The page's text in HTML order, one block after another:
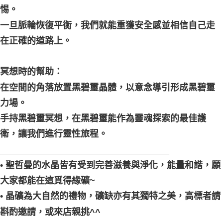
惕。
一旦脈輪恢復平衡，我們就能重獲安全感並相信自己走
在正確的道路上。
冥想時的幫助：
在空間的角落放置黑碧璽晶體，以意念導引形成黑碧璽
力場。
手持黑碧璽冥想，在黑碧璽能作為靈魂探索的最佳護
衛，讓我們進行靈性旅程。
• 聖哲曼的水晶皆有受到完善滋養與淨化，能量和諧，願
大家都能在這覓得緣礦~
• 晶礦為大自然的禮物，礦缺亦有其獨特之美，高標者請
斟酌邀請，或來店親挑^^